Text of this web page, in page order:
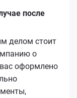
после
делом стоит
о
оформлено